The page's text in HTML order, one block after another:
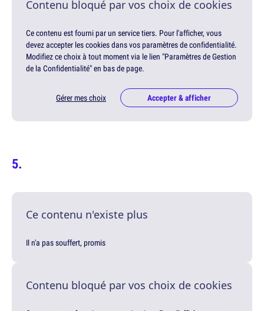
Contenu bloqué par vos choix de cookies
Ce contenu est fourni par un service tiers. Pour l'afficher, vous
devez accepter les cookies dans vos paramètres de confidentialité.
Modifiez ce choix à tout moment via le lien "Paramètres de Gestion
de la Confidentialité" en bas de page.
Gérer mes choix Accepter & afficher
Ce contenu n'existe plus
Il n'a pas souffert, promis
Contenu bloqué par vos choix de cookies